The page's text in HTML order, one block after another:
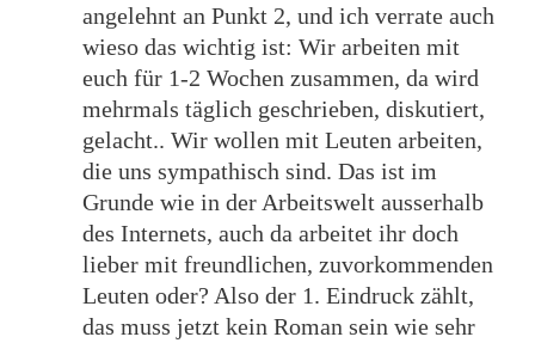
angelehnt an Punkt 2, und ich verrate auch
wieso das wichtig ist: Wir arbeiten mit
euch für 1-2 Wochen zusammen, da wird
mehrmals täglich geschrieben, diskutiert,
gelacht.. Wir wollen mit Leuten arbeiten,
die uns sympathisch sind. Das ist im
Grunde wie in der Arbeitswelt ausserhalb
des Internets, auch da arbeitet ihr doch
lieber mit freundlichen, zuvorkommenden
Leuten oder? Also der 1. Eindruck zählt,
das muss jetzt kein Roman sein wie sehr